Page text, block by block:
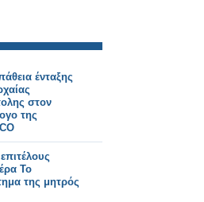
ένταξης
στον
της
Το
της μητρός